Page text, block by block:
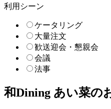
利用シーン
ケータリング
大量注文
歓送迎会・懇親会
会議
法事
和Dining あい菜の